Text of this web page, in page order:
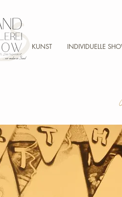
KUNST INDIVIDUELLE